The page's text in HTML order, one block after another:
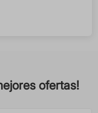
ofertas!